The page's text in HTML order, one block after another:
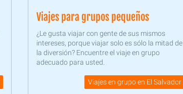
Viajes para grupos pequeños
¿Le gusta viajar con gente de sus mismos
intereses, porque viajar solo es sólo la mitad de
la diversión? Encuentre el viaje en grupo
adecuado para usted.
Viajes en grupo en El Salvador